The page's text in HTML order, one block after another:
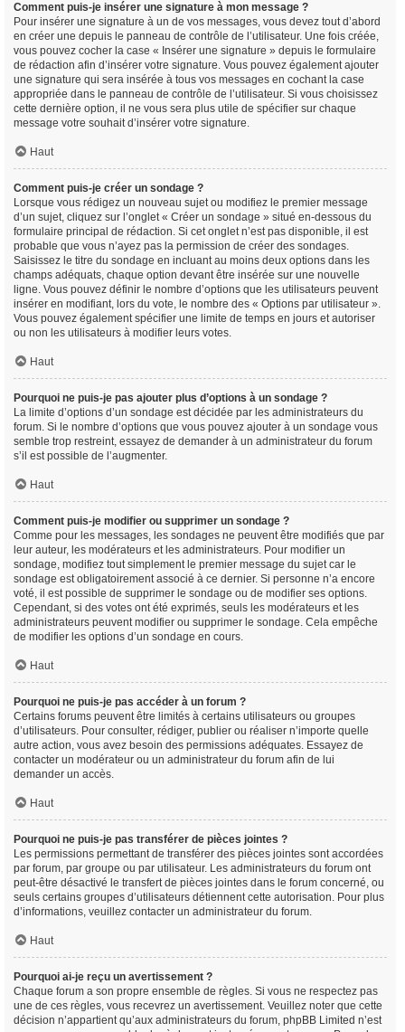
Comment puis-je insérer une signature à mon message ?
Pour insérer une signature à un de vos messages, vous devez tout d’abord
en créer une depuis le panneau de contrôle de l’utilisateur. Une fois créée,
vous pouvez cocher la case « Insérer une signature » depuis le formulaire
de rédaction afin d’insérer votre signature. Vous pouvez également ajouter
une signature qui sera insérée à tous vos messages en cochant la case
appropriée dans le panneau de contrôle de l’utilisateur. Si vous choisissez
cette dernière option, il ne vous sera plus utile de spécifier sur chaque
message votre souhait d’insérer votre signature.
Haut
Comment puis-je créer un sondage ?
Lorsque vous rédigez un nouveau sujet ou modifiez le premier message
d’un sujet, cliquez sur l’onglet « Créer un sondage » situé en-dessous du
formulaire principal de rédaction. Si cet onglet n’est pas disponible, il est
probable que vous n’ayez pas la permission de créer des sondages.
Saisissez le titre du sondage en incluant au moins deux options dans les
champs adéquats, chaque option devant être insérée sur une nouvelle
ligne. Vous pouvez définir le nombre d’options que les utilisateurs peuvent
insérer en modifiant, lors du vote, le nombre des « Options par utilisateur ».
Vous pouvez également spécifier une limite de temps en jours et autoriser
ou non les utilisateurs à modifier leurs votes.
Haut
Pourquoi ne puis-je pas ajouter plus d’options à un sondage ?
La limite d’options d’un sondage est décidée par les administrateurs du
forum. Si le nombre d’options que vous pouvez ajouter à un sondage vous
semble trop restreint, essayez de demander à un administrateur du forum
s’il est possible de l’augmenter.
Haut
Comment puis-je modifier ou supprimer un sondage ?
Comme pour les messages, les sondages ne peuvent être modifiés que par
leur auteur, les modérateurs et les administrateurs. Pour modifier un
sondage, modifiez tout simplement le premier message du sujet car le
sondage est obligatoirement associé à ce dernier. Si personne n’a encore
voté, il est possible de supprimer le sondage ou de modifier ses options.
Cependant, si des votes ont été exprimés, seuls les modérateurs et les
administrateurs peuvent modifier ou supprimer le sondage. Cela empêche
de modifier les options d’un sondage en cours.
Haut
Pourquoi ne puis-je pas accéder à un forum ?
Certains forums peuvent être limités à certains utilisateurs ou groupes
d’utilisateurs. Pour consulter, rédiger, publier ou réaliser n’importe quelle
autre action, vous avez besoin des permissions adéquates. Essayez de
contacter un modérateur ou un administrateur du forum afin de lui
demander un accès.
Haut
Pourquoi ne puis-je pas transférer de pièces jointes ?
Les permissions permettant de transférer des pièces jointes sont accordées
par forum, par groupe ou par utilisateur. Les administrateurs du forum ont
peut-être désactivé le transfert de pièces jointes dans le forum concerné, ou
seuls certains groupes d’utilisateurs détiennent cette autorisation. Pour plus
d’informations, veuillez contacter un administrateur du forum.
Haut
Pourquoi ai-je reçu un avertissement ?
Chaque forum a son propre ensemble de règles. Si vous ne respectez pas
une de ces règles, vous recevrez un avertissement. Veuillez noter que cette
décision n’appartient qu’aux administrateurs du forum, phpBB Limited n’est